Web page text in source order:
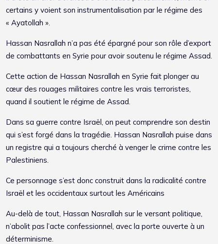
certains y voient son instrumentalisation par le régime des
« Ayatollah ».
Hassan Nasrallah n’a pas été épargné pour son rôle d’export
de combattants en Syrie pour avoir soutenu le régime Assad.
Cette action de Hassan Nasrallah en Syrie fait plonger au
cœur des rouages militaires contre les vrais terroristes,
quand il soutient le régime de Assad.
Dans sa guerre contre Israël, on peut comprendre son destin
qui s’est forgé dans la tragédie. Hassan Nasrallah puise dans
un registre qui a toujours cherché à venger le crime contre les
Palestiniens.
Ce personnage s’est donc construit dans la radicalité contre
Israël et les occidentaux surtout les Américains
Au-delà de tout, Hassan Nasrallah sur le versant politique,
n’abolit pas l’acte confessionnel, avec la porte ouverte à un
déterminisme.